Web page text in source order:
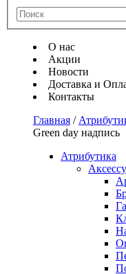
О нас
Акции
Новости
Доставка и
Контакты
Главная /
Green day надпись
Атрибутика